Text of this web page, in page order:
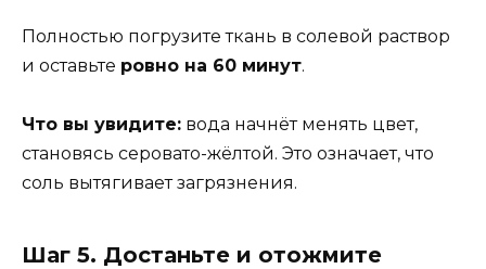
Полностью погрузите ткань в солевой раствор
и оставьте ровно на 60 минут.
Что вы увидите: вода начнёт менять цвет,
становясь серовато-жёлтой. Это означает, что
соль вытягивает загрязнения.
Шаг 5. Достаньте и отожмите